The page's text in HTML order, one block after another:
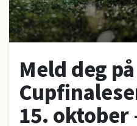
Meld deg på
15.